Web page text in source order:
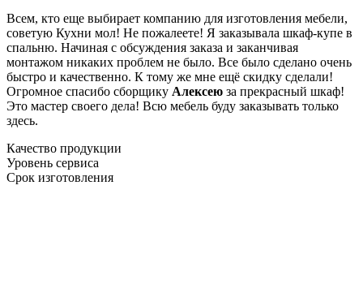
Всем, кто еще выбирает компанию для изготовления мебели,
советую Кухни мол! Не пожалеете! Я заказывала шкаф-купе в
спальню. Начиная с обсуждения заказа и заканчивая
монтажом никаких проблем не было. Все было сделано очень
быстро и качественно. К тому же мне ещё скидку сделали!
Огромное спасибо сборщику Алексею за прекрасный шкаф!
Это мастер своего дела! Всю мебель буду заказывать только
здесь.
Качество продукции
Уровень сервиса
Срок изготовления